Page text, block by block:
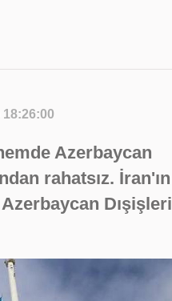
18:26:00
Azerbaycan
rahatsız. İran'ın
Dışişleri